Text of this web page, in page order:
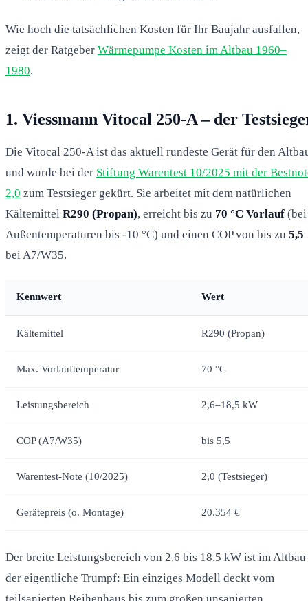
Wie hoch die tatsächlichen Kosten für Ihr Baujahr ausfallen,
zeigt der Ratgeber Wärmepumpe Kosten im Altbau 1960–
1980.
1. Viessmann Vitocal 250-A – der
Die Vitocal 250-A ist das aktuell rundeste Gerät für den
und wurde bei der Stiftung Warentest 10/2025 mit der
2,0 zum Testsieger gekürt. Sie arbeitet mit dem natürlichen
Kältemittel R290 (Propan), erreicht bis zu 70 °C Vorlauf (bei
Außentemperaturen bis -10 °C) und einen COP von bis zu 5,5
bei A7/W35.
Kennwert Wert
Kältemittel R290 (Propan)
Max. Vorlauftemperatur 70 °C
Leistungsbereich 2,6–18,5 kW
COP (A7/W35) bis 5,5
Warentest-Note (10/2025) 2,0 (Testsieger)
Gerätepreis (o. Montage) 20.354 €
Der breite Leistungsbereich von 2,6 bis 18,5 kW ist im Altbau
der eigentliche Trumpf: Ein einziges Modell deckt vom